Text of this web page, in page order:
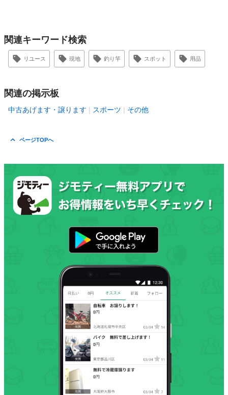
関連キーワード検索
リユース 現地 釣り竿 スポット 用品
関連の掲示板
中古あげます・譲ります スポーツ その他
ページTOPへ